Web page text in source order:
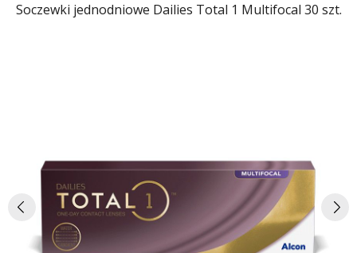
Soczewki jednodniowe Dailies Total 1 Multifocal 30 szt.